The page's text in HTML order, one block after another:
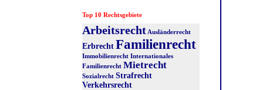
Top 10 Rechtsgebiete
Arbeitsrecht Ausländerrecht
Erbrecht Familienrecht
Immobilienrecht Internationales
Familienrecht Mietrecht
Sozialrecht Strafrecht
Verkehrsrecht